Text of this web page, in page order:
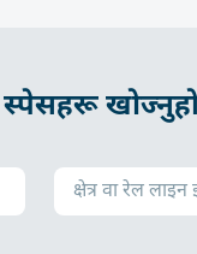
स्पेसहरू